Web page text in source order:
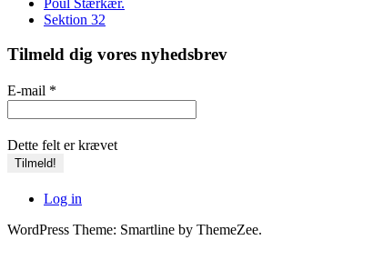
Sektion 32
Tilmeld dig vores nyhedsbrev
E-mail *
Dette felt er krævet
Log in
WordPress Theme: Smartline by ThemeZee.